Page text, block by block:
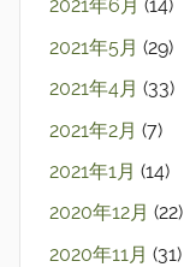
2021年6月 (14)
2021年5月 (29)
2021年4月 (33)
2021年2月 (7)
2021年1月 (14)
2020年12月 (22)
2020年11月 (31)